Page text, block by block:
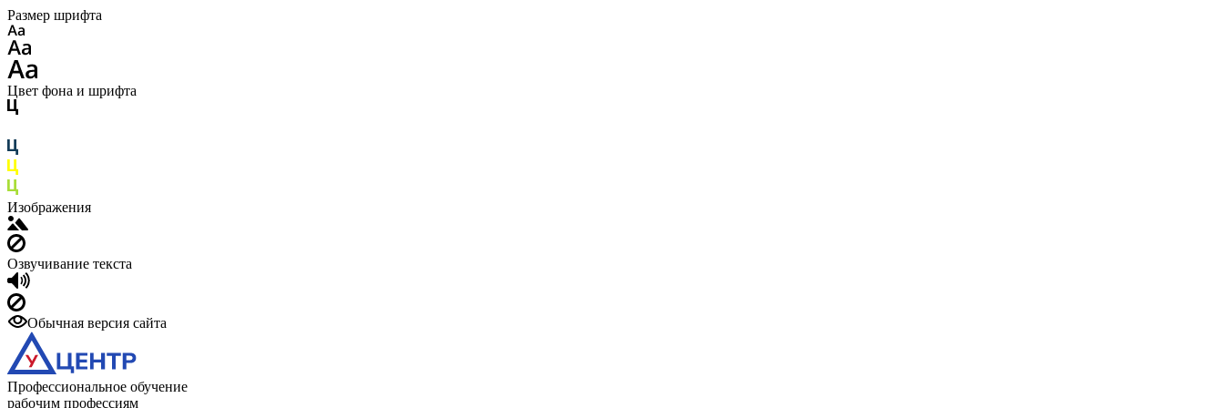
Размер шрифта
Цвет фона и шрифта
Изображения
Озвучивание текста
Обычная версия сайта
Профессиональное обучение
рабочим профессиям